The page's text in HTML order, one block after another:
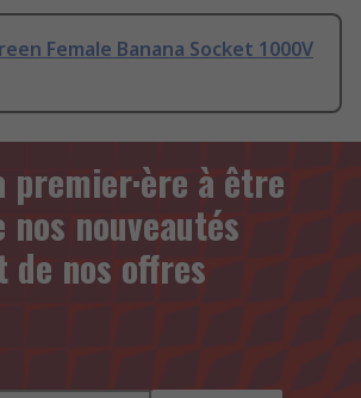
Female Banana Socket 1000V
premier·ère à être
nouveautés
nos offres